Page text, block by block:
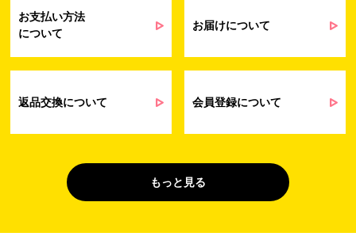
ターなど）に関連する情報を、電子メー
問い合わせへの対応のため
た場合のご対応のため
受託業務
（間接取得）
契約した小売店より委託された先への納
４. 個人情報を第三者に提供することが予定される場合の事項
お支払い方法
について
お届けについて
返品交換について 会員登録について
もっと見る